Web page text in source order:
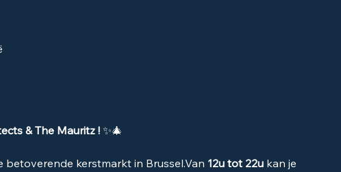
& The Mauritz ! ✨🎄
betoverende kerstmarkt in Brussel.Van 12u tot 22u kan je